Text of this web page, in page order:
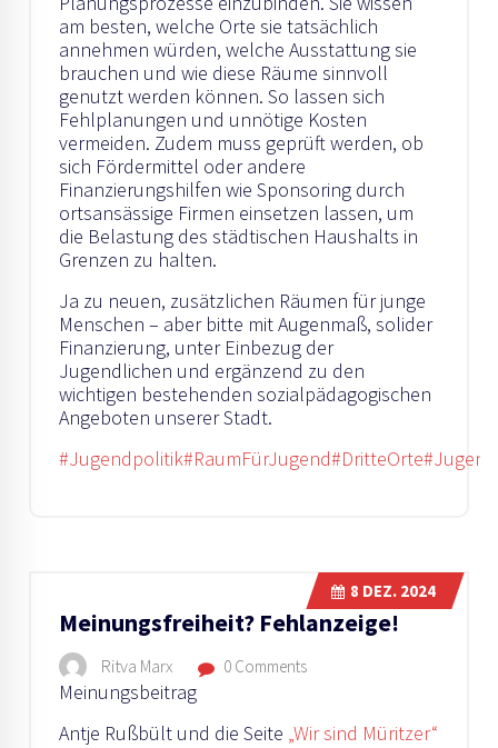
am besten, welche Orte sie tatsächlich
annehmen würden, welche Ausstattung sie
brauchen und wie diese Räume sinnvoll
genutzt werden können. So lassen sich
Fehlplanungen und unnötige Kosten
vermeiden. Zudem muss geprüft werden, ob
sich Fördermittel oder andere
Finanzierungshilfen wie Sponsoring durch
ortsansässige Firmen einsetzen lassen, um
die Belastung des städtischen Haushalts in
Grenzen zu halten.
Ja zu neuen, zusätzlichen Räumen für junge
Menschen – aber bitte mit Augenmaß, solider
Finanzierung, unter Einbezug der
Jugendlichen und ergänzend zu den
wichtigen bestehenden sozialpädagogischen
Angeboten unserer Stadt.
#Jugendpolitik#RaumFürJugend#DritteOrte
Meinungsfreiheit? Fehlanzeige!
8 DEZ. 2024
Ritva Marx 0 Comments
Meinungsbeitrag
Antje Rußbült und die Seite „Wir sind Müritzer“